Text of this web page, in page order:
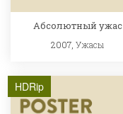
Абсолютный ужас
2007,Ужасы
HDRip